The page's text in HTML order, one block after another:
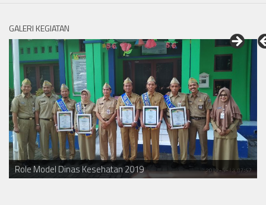
GALERI KEGIATAN
Role Model Dinas Kesehatan 2019